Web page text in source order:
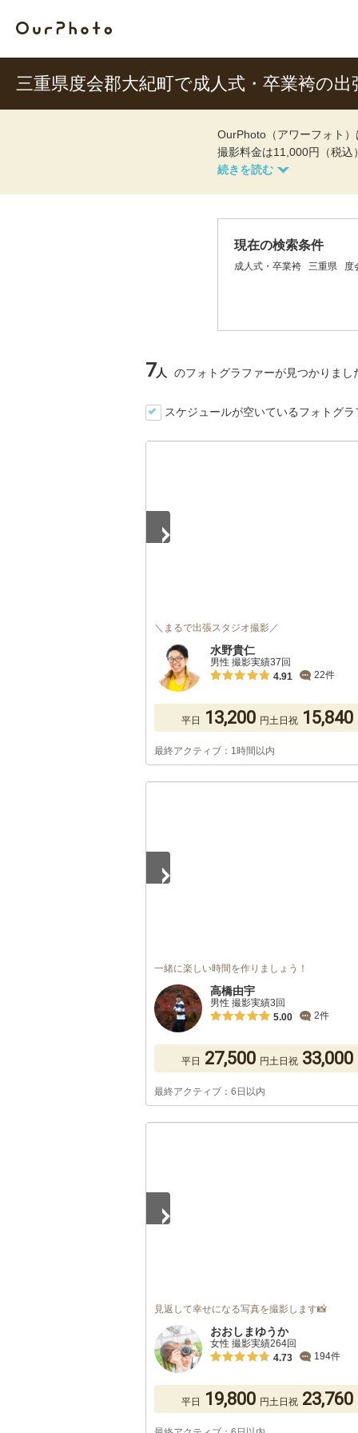
三重県度会郡大紀町で成人式・卒業袴の
OurPhoto（アワーフォト
撮影料金は11,000円（税込
現在の検索条件
成人式・卒業袴 三重県 度
7人 のフォトグラファーが見つかりまし
スケジュールが空いているフォトグ
＼まるで出張スタジオ撮影／
水野貴仁
男性 撮影実績37回
4.91
22件
平日 13,200 円土日祝 15,840
最終アクティブ：1時間以内
一緒に楽しい時間を作りましょう！
高橋由宇
男性 撮影実績3回
5.00
2件
平日 27,500 円土日祝 33,000
最終アクティブ：6日以内
見返して幸せになる写真を撮影します📸
おおしまゆうか
女性 撮影実績264回
4.73
194件
平日 19,800 円土日祝 23,760